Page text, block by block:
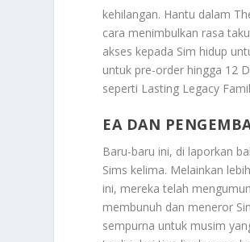
kehilangan. Hantu dalam
cara menimbulkan rasa
akses kepada Sim hidup
untuk pre-order hingga 12
seperti Lasting Legacy
EA DAN
Baru-baru ini, di laporkan
Sims kelima. Melainkan
ini, mereka telah
membunuh dan meneror
sempurna untuk musim